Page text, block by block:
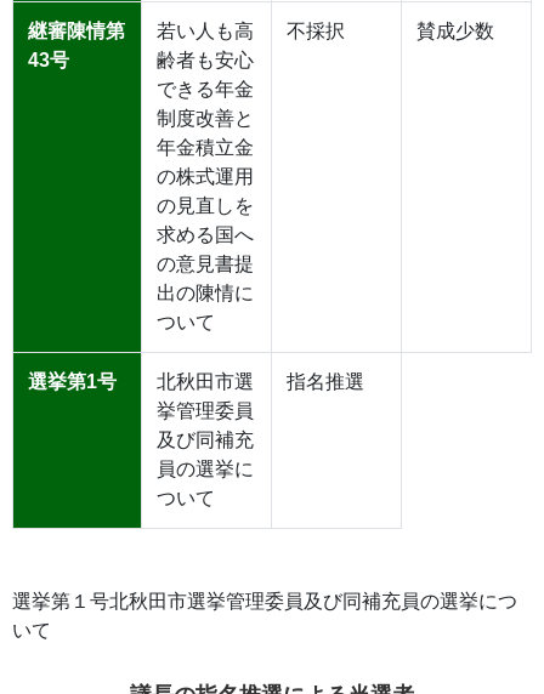
継審陳情第
43号
若い人も高
齢者も安心
できる年金
制度改善と
年金積立金
の株式運用
の見直しを
求める国へ
の意見書提
出の陳情に
ついて
不採択 賛成少数
選挙第1号
北秋田市選
挙管理委員
及び同補充
員の選挙に
ついて
指名推選
選挙第１号北秋田市選挙管理委員及び同補充員の選挙につ
いて